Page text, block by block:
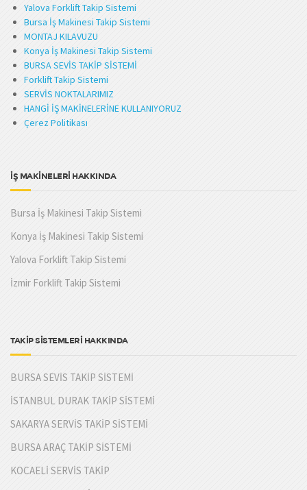
Yalova Forklift Takip Sistemi
Bursa İş Makinesi Takip Sistemi
MONTAJ KILAVUZU
Konya İş Makinesi Takip Sistemi
BURSA SEVİS TAKİP SİSTEMİ
Forklift Takip Sistemi
SERVİS NOKTALARIMIZ
HANGİ İŞ MAKİNELERİNE KULLANIYORUZ
Çerez Politikası
İŞ MAKİNELERİ HAKKINDA
Bursa İş Makinesi Takip Sistemi
Konya İş Makinesi Takip Sistemi
Yalova Forklift Takip Sistemi
İzmir Forklift Takip Sistemi
TAKİP SİSTEMLERİ HAKKINDA
BURSA SEVİS TAKİP SİSTEMİ
İSTANBUL DURAK TAKİP SİSTEMİ
SAKARYA SERVİS TAKİP SİSTEMİ
BURSA ARAÇ TAKİP SİSTEMİ
KOCAELİ SERVİS TAKİP